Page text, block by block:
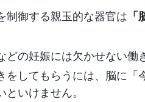
制御する親玉的な器官は 「
どの妊娠には欠かせない働
をしてもらうには、脳に
いけません。